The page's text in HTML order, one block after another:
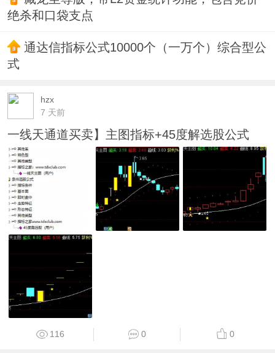
绝杀和口袋支点
通达信指标公式10000个（一万个）综合型公
式
hzx
7 天前
一线天通道买卖】主图指标+45度解选股公式
116 0 0